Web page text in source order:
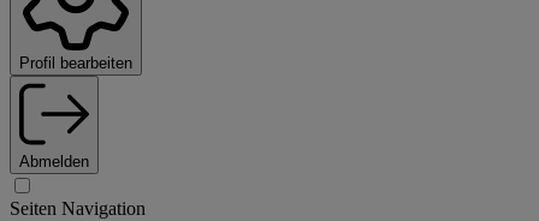
Profil bearbeiten
Abmelden
Seiten Navigation